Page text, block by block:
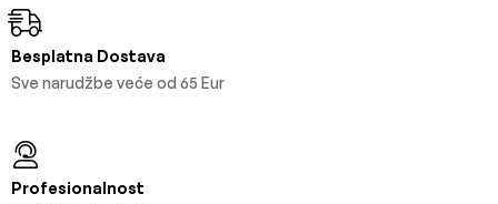
Besplatna Dostava
Sve narudžbe veće od 65 Eur
Profesionalnost